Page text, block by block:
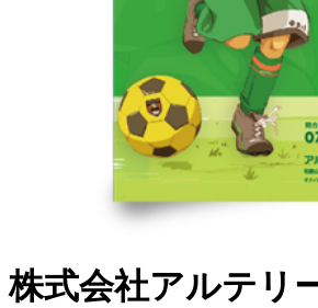
株式会社アルテリ